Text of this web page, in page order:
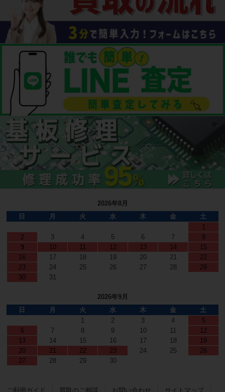
2026年8月
日
月 火 水 木 金
土
1
2
3 4 5 6 7
8
9
10 11 12 13 14
15
16
17 18 19 20 21
22
23
24 25 26 27 28
29
30
31
2026年9月
日
月 火 水 木 金
土
1
2 3 4
5
6
7 8 9 10 11
12
13
14 15 16 17 18
19
20
21 22 23 24 25
26
27
28 29 30
ご利用ガイド 買取のご相談 お問い合わせ サイトマップ